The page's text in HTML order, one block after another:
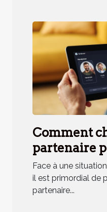
Comment
partenaire
urgences
Face à une
il est primordial de
partenaire...